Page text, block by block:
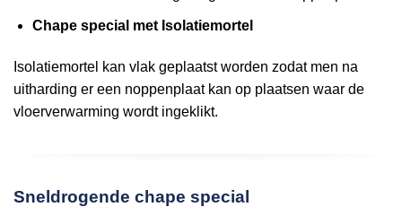
Chape special met Isolatiemortel
Isolatiemortel kan vlak geplaatst worden zodat men na
uitharding er een noppenplaat kan op plaatsen waar de
vloerverwarming wordt ingeklikt.
Sneldrogende chape special